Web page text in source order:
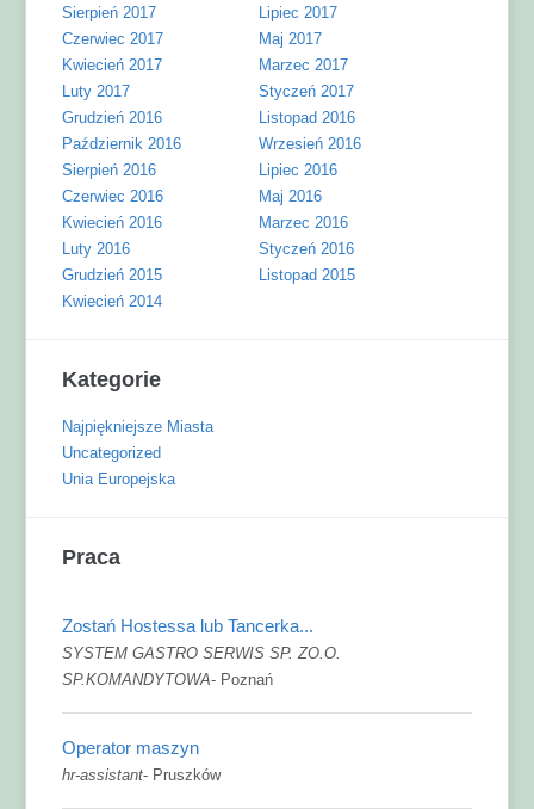
Sierpień 2017
Lipiec 2017
Czerwiec 2017
Maj 2017
Kwiecień 2017
Marzec 2017
Luty 2017
Styczeń 2017
Grudzień 2016
Listopad 2016
Październik 2016
Wrzesień 2016
Sierpień 2016
Lipiec 2016
Czerwiec 2016
Maj 2016
Kwiecień 2016
Marzec 2016
Luty 2016
Styczeń 2016
Grudzień 2015
Listopad 2015
Kwiecień 2014
Kategorie
Najpiękniejsze Miasta
Uncategorized
Unia Europejska
Praca
Zostań Hostessa lub Tancerka...
SYSTEM GASTRO SERWIS SP. ZO.O.
SP.KOMANDYTOWA- Poznań
Operator maszyn
hr-assistant- Pruszków